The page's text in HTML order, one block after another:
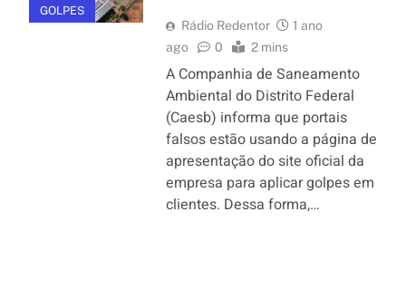
GOLPES
Rádio Redentor
1 ano
ago
0 2 mins
A Companhia de Saneamento
Ambiental do Distrito Federal
(Caesb) informa que portais
falsos estão usando a página de
apresentação do site oficial da
empresa para aplicar golpes em
clientes. Dessa forma,…